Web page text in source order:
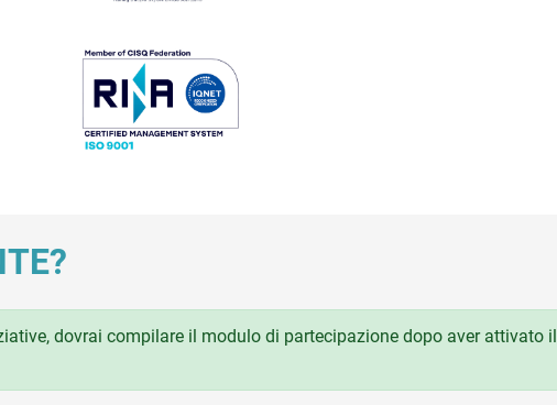
dovrai compilare il modulo di partecipazione dopo aver attivato il